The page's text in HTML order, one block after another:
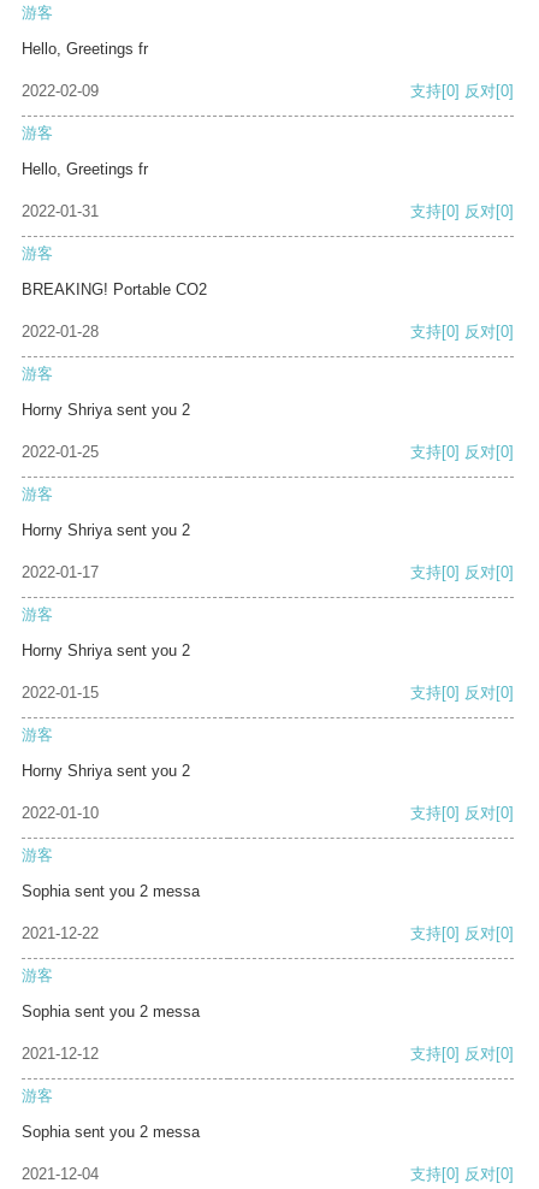
游客
Hello, Greetings fr
2022-02-09 支持[0] 反对[0]
游客
Hello, Greetings fr
2022-01-31 支持[0] 反对[0]
游客
BREAKING! Portable CO2
2022-01-28 支持[0] 反对[0]
游客
Horny Shriya sent you 2
2022-01-25 支持[0] 反对[0]
游客
Horny Shriya sent you 2
2022-01-17 支持[0] 反对[0]
游客
Horny Shriya sent you 2
2022-01-15 支持[0] 反对[0]
游客
Horny Shriya sent you 2
2022-01-10 支持[0] 反对[0]
游客
Sophia sent you 2 messa
2021-12-22 支持[0] 反对[0]
游客
Sophia sent you 2 messa
2021-12-12 支持[0] 反对[0]
游客
Sophia sent you 2 messa
2021-12-04 支持[0] 反对[0]